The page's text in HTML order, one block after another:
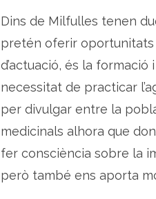
Dins de Milfulles tenen
pretén oferir oportunitats
d’actuació, és la
necessitat de practicar
per divulgar entre la
medicinals alhora que
fer consciència sobre la
però també ens aporta